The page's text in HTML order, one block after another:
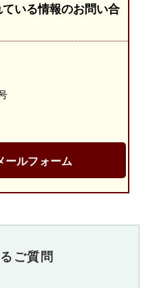
いる情報のお問い合
ールフォーム
ご質問